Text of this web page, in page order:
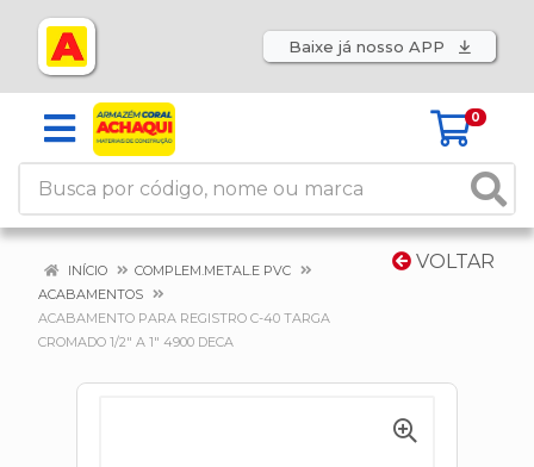
Baixe já nosso APP
0
VOLTAR
INÍCIO
COMPLEM.METAL.E PVC
ACABAMENTOS
ACABAMENTO PARA REGISTRO C-40 TARGA
CROMADO 1/2" A 1" 4900 DECA